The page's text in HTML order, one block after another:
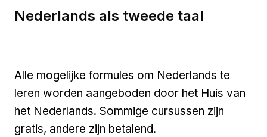
Nederlands als tweede taal
Alle mogelijke formules om Nederlands te
leren worden aangeboden door het Huis van
het Nederlands. Sommige cursussen zijn
gratis, andere zijn betalend.